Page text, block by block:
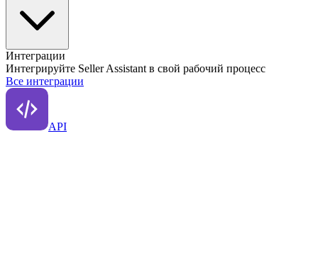
Интеграции
Интегрируйте Seller Assistant в свой рабочий процесс
Все интеграции
API